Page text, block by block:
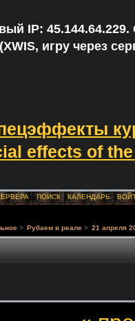
IP: 45.144.64.229.
игру через
effects of
ПОИСК КАЛЕНДАРЬ
> Рубаем в реале > 21 апреля